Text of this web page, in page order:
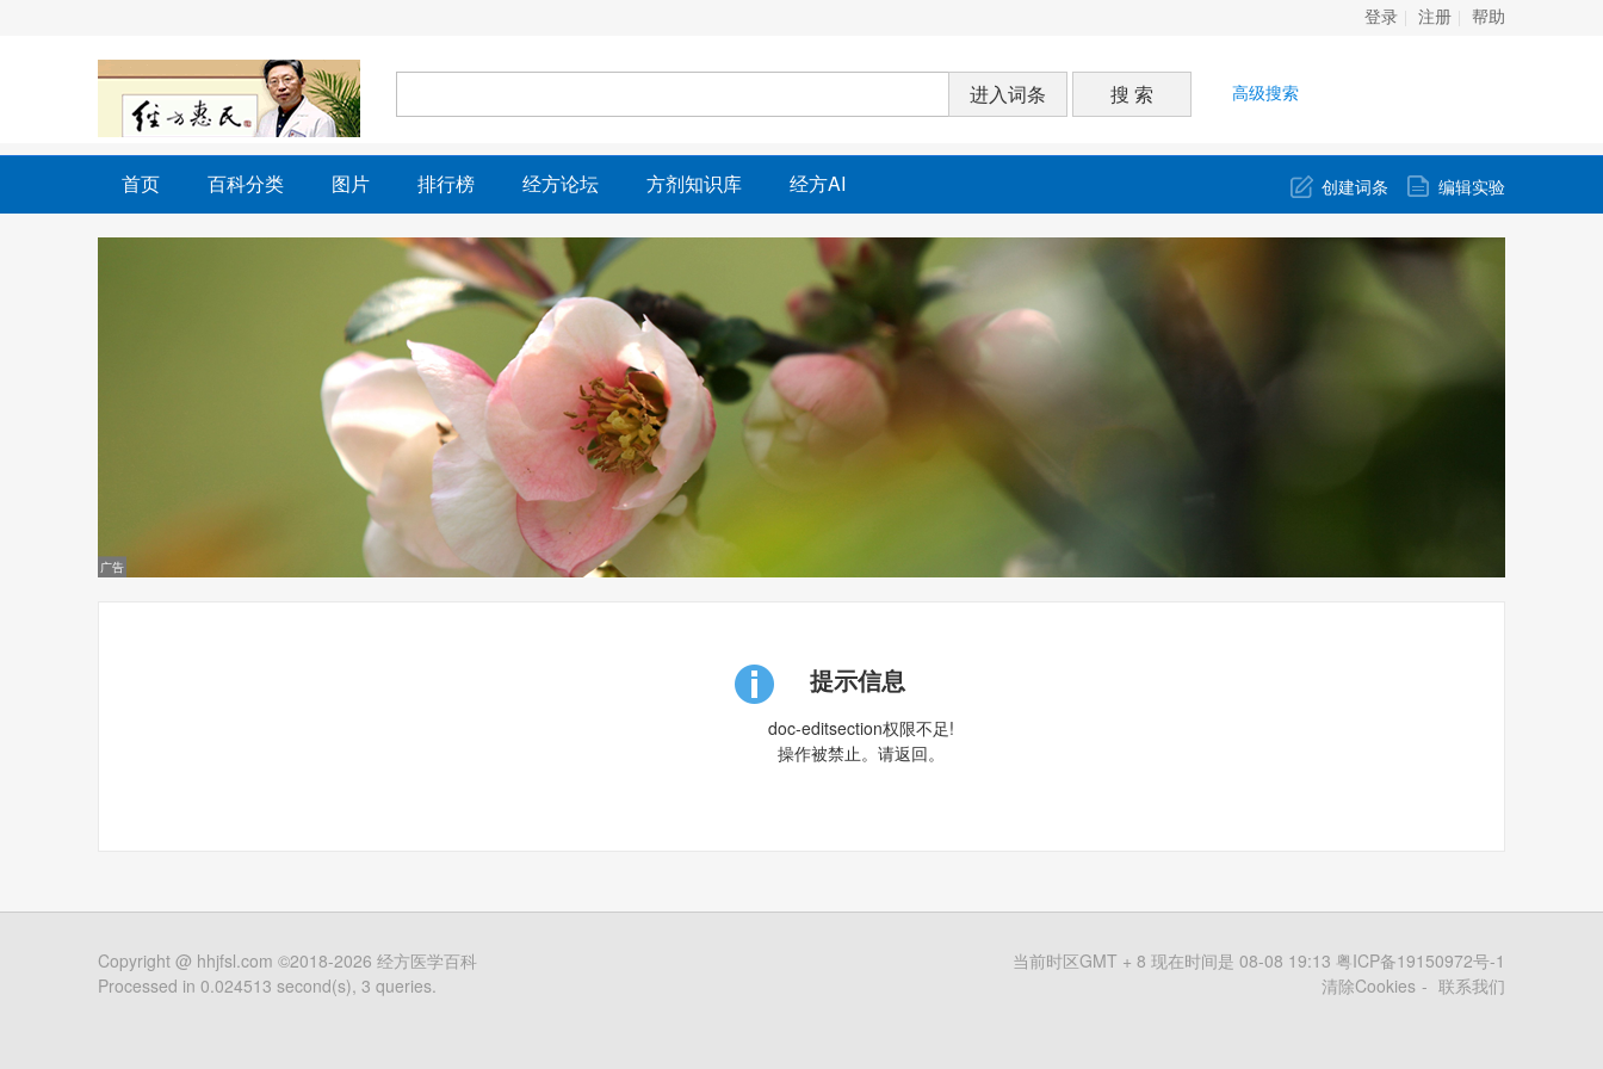
登录 注册 帮助
高级搜索
首页 百科分类 图片 排行榜 经方论坛 方剂知识库 经方AI 创建词条 编辑实验
提示信息
doc-editsection权限不足!
操作被禁止。请返回。
Copyright @ hhjfsl.com ©2018-2026 经方医学百科
Processed in 0.024513 second(s), 3 queries.
当前时区GMT + 8 现在时间是 08-08 19:13 粤ICP备19150972号-1
清除Cookies
联系我们